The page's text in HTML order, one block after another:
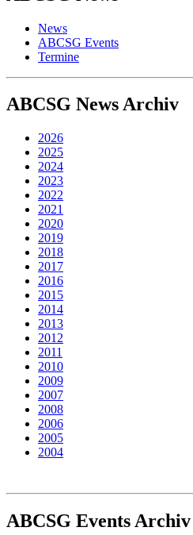
News
ABCSG Events
Termine
ABCSG News Archiv
2026
2025
2024
2023
2022
2021
2020
2019
2018
2017
2016
2015
2014
2013
2012
2011
2010
2009
2007
2008
2006
2005
2004
ABCSG Events Archiv